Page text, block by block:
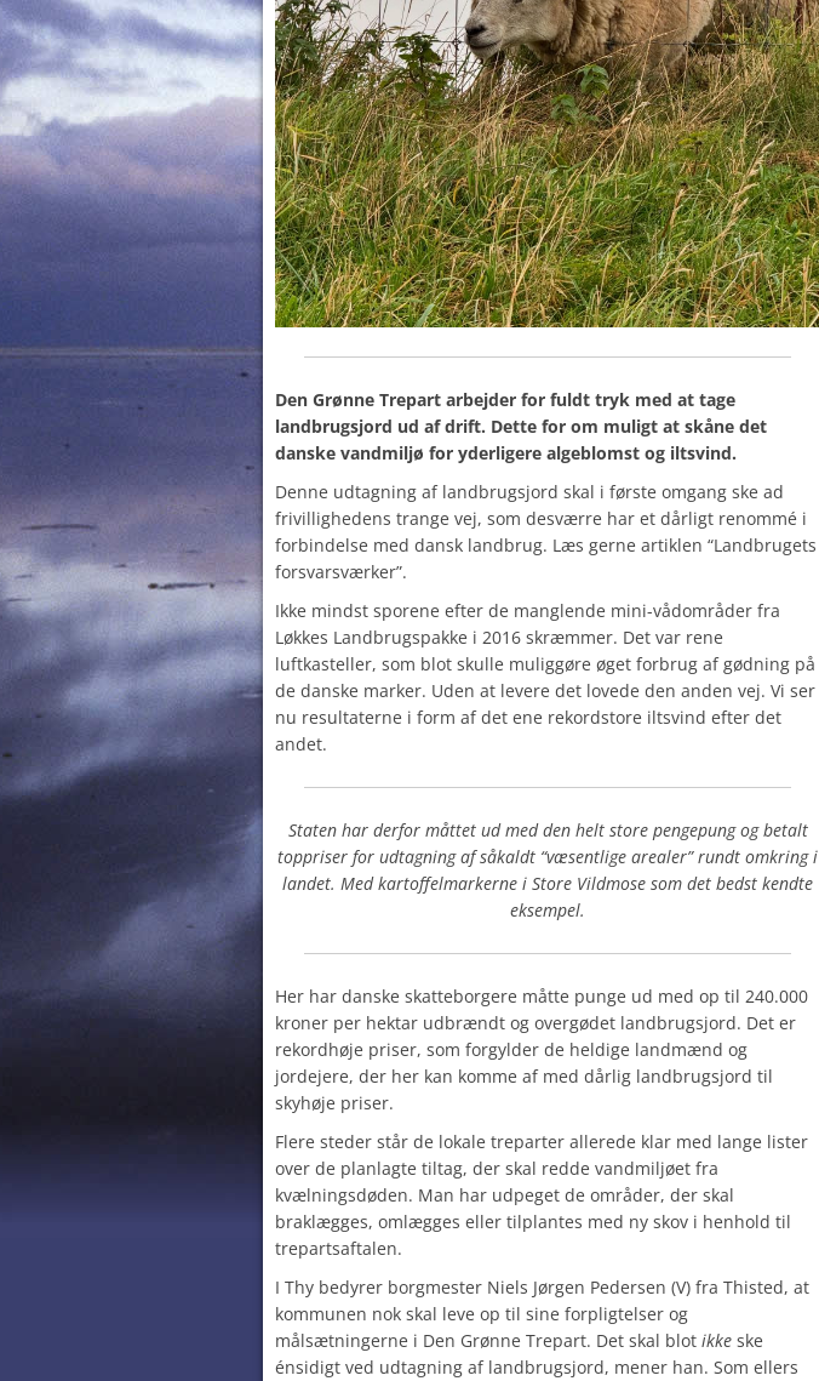
Den Grønne Trepart arbejder for fuldt tryk med at tage
landbrugsjord ud af drift. Dette for om muligt at skåne det
danske vandmiljø for yderligere algeblomst og iltsvind.
Denne udtagning af landbrugsjord skal i første omgang ske ad
frivillighedens trange vej, som desværre har et dårligt renommé i
forbindelse med dansk landbrug. Læs gerne artiklen “Landbrugets
forsvarsværker”.
Ikke mindst sporene efter de manglende mini-vådområder fra
Løkkes Landbrugspakke i 2016 skræmmer. Det var rene
luftkasteller, som blot skulle muliggøre øget forbrug af gødning på
de danske marker. Uden at levere det lovede den anden vej. Vi ser
nu resultaterne i form af det ene rekordstore iltsvind efter det
andet.
Staten har derfor måttet ud med den helt store pengepung og betalt
toppriser for udtagning af såkaldt “væsentlige arealer” rundt omkring i
landet. Med kartoffelmarkerne i Store Vildmose som det bedst kendte
eksempel.
Her har danske skatteborgere måtte punge ud med op til 240.000
kroner per hektar udbrændt og overgødet landbrugsjord. Det er
rekordhøje priser, som forgylder de heldige landmænd og
jordejere, der her kan komme af med dårlig landbrugsjord til
skyhøje priser.
Flere steder står de lokale treparter allerede klar med lange lister
over de planlagte tiltag, der skal redde vandmiljøet fra
kvælningsdøden. Man har udpeget de områder, der skal
braklægges, omlægges eller tilplantes med ny skov i henhold til
trepartsaftalen.
I Thy bedyrer borgmester Niels Jørgen Pedersen (V) fra Thisted, at
kommunen nok skal leve op til sine forpligtelser og
målsætningerne i Den Grønne Trepart. Det skal blot ikke ske
énsidigt ved udtagning af landbrugsjord, mener han. Som ellers